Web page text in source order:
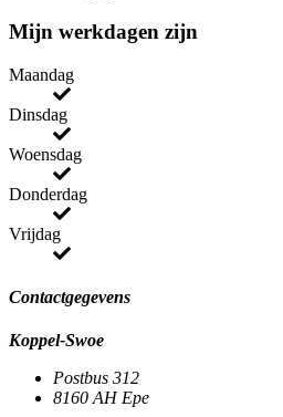
Mijn werkdagen zijn
Maandag
Dinsdag
Woensdag
Donderdag
Vrijdag
Contactgegevens
Koppel-Swoe
Postbus 312
8160 AH Epe